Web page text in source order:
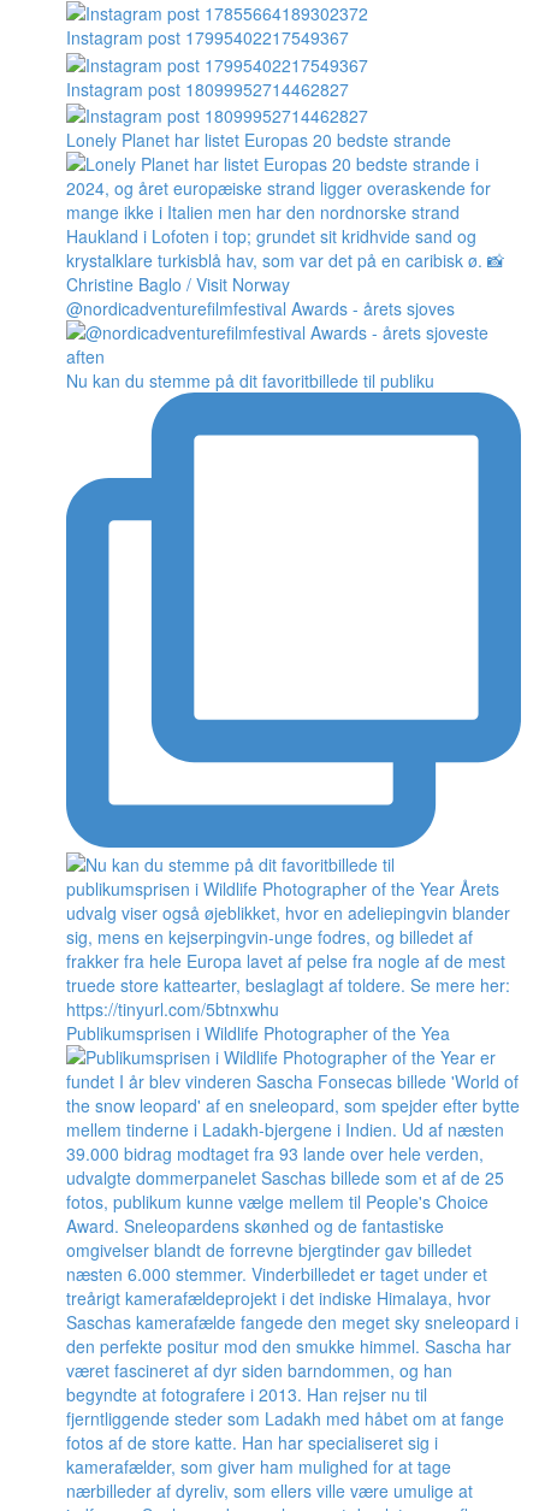
Instagram post 17995402217549367
Instagram post 18099952714462827
Lonely Planet har listet Europas 20 bedste strande
@nordicadventurefilmfestival Awards - årets sjoves
Nu kan du stemme på dit favoritbillede til publiku
Publikumsprisen i Wildlife Photographer of the Yea